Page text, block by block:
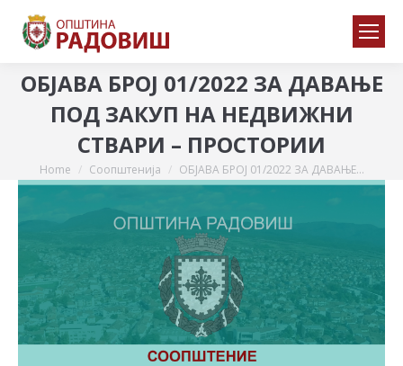
ОБЈАВА БРОЈ 01/2022 ЗА ДАВАЊЕ
ПОД ЗАКУП НА НЕДВИЖНИ
СТВАРИ – ПРОСТОРИИ
You are here:
Home Соопштенија ОБЈАВА БРОЈ 01/2022 ЗА ДАВАЊЕ…